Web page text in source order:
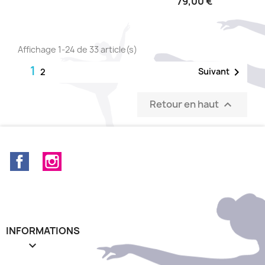
Affichage 1-24 de 33 article(s)
1 2 Suivant 
Retour en haut 
Facebook
INFORMATIONS
